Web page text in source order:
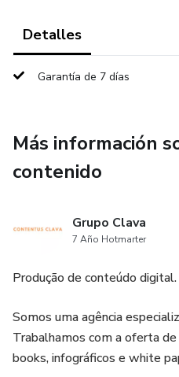
clientes y en el crecimiento
calcular los precios, para que
repostería o si ya tienes
establecer el precio de los
¡No pierdas esta
alcanzar el éxito en tu
de "Cómo establecer el
comienza a tomar decisiones
para tu emprendimiento.
Detalles
Garantía de 7 días
Más información
contenido
Grupo Clava
7 Año Hotmarter
Produção de conteúdo digital.
Somos uma agência
Trabalhamos com a oferta
books, infográficos e white